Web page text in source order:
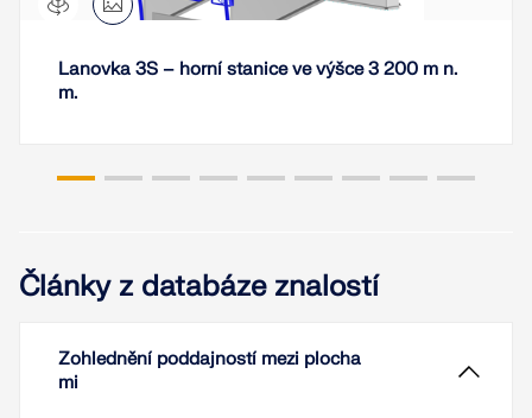
KONTROLOVAT ZATÍŽENÍ ZÓN
Starší produkty
Lanovka 3S – horní stanice ve výšce 3 200 m n.
m.
Články z databáze znalostí
Zohlednění poddajností mezi plocha
mi